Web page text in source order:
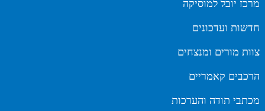
מרכז יובל למוסיקה
חדשות ועדכונים
צוות מורים ומנצחים
הרכבים קאמריים
מכתבי תודה והערכות